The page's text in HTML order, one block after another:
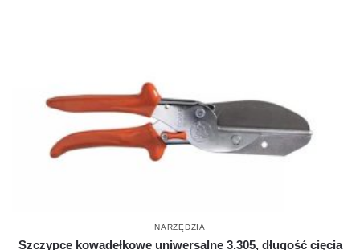
NARZĘDZIA
Szczypce kowadełkowe uniwersalne 3.305, długość cięcia